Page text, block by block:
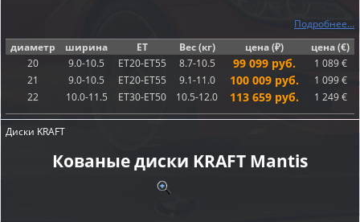
Подробнее...
диаметр
ширина ET Вес (кг) цена (₽)
цена (€)
20
9.0-10.5 ET20-ET55 8.7-10.5 99 099 руб.
1 089 €
21
9.0-10.5 ET20-ET55 9.1-11.0 100 009 руб.
1 099 €
22
10.0-11.5 ET30-ET50 10.5-12.0 113 659 руб. 1 249 €
Диски KRAFT
Кованые диски KRAFT Mantis